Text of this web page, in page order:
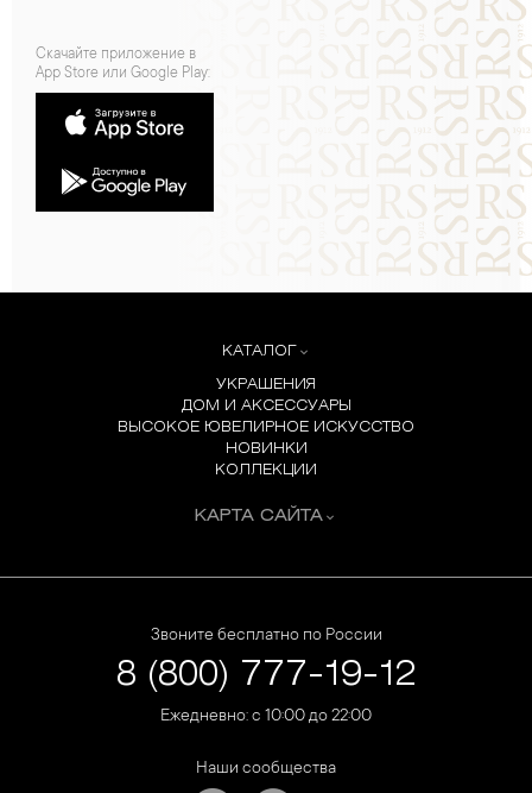
Скачайте приложение в
App Store или Google Play:
КАТАЛОГ
УКРАШЕНИЯ
ДОМ И АКСЕССУАРЫ
ВЫСОКОЕ ЮВЕЛИРНОЕ ИСКУССТВО
НОВИНКИ
КОЛЛЕКЦИИ
КАРТА САЙТА
Звоните бесплатно по России
8 (800) 777-19-12
Ежедневно: с 10:00 до 22:00
Наши сообщества